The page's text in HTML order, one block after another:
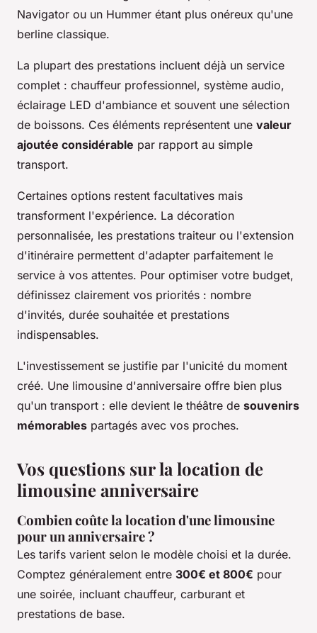
Navigator ou un Hummer étant plus onéreux qu'une
berline classique.
La plupart des prestations incluent déjà un service
complet : chauffeur professionnel, système audio,
éclairage LED d'ambiance et souvent une sélection
de boissons. Ces éléments représentent une valeur
ajoutée considérable par rapport au simple
transport.
Certaines options restent facultatives mais
transforment l'expérience. La décoration
personnalisée, les prestations traiteur ou l'extension
d'itinéraire permettent d'adapter parfaitement le
service à vos attentes. Pour optimiser votre budget,
définissez clairement vos priorités : nombre
d'invités, durée souhaitée et prestations
indispensables.
L'investissement se justifie par l'unicité du moment
créé. Une limousine d'anniversaire offre bien plus
qu'un transport : elle devient le théâtre de souvenirs
mémorables partagés avec vos proches.
Vos questions sur la location de
limousine anniversaire
Combien coûte la location d'une limousine
pour un anniversaire ?
Les tarifs varient selon le modèle choisi et la durée.
Comptez généralement entre 300€ et 800€ pour
une soirée, incluant chauffeur, carburant et
prestations de base.